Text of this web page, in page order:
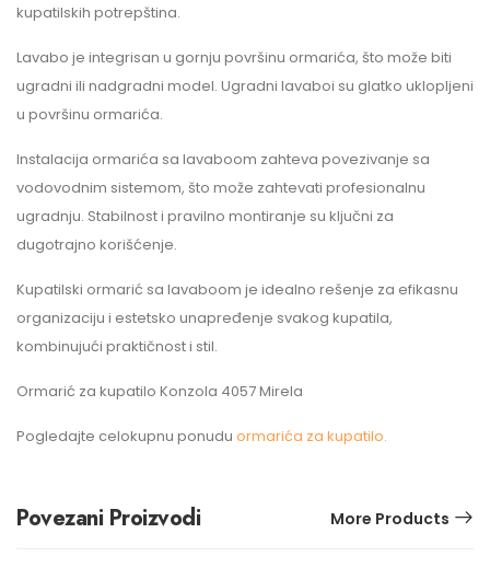
kupatilskih potrepština.
Lavabo je integrisan u gornju površinu ormarića, što može biti
ugradni ili nadgradni model. Ugradni lavaboi su glatko uklopljeni
u površinu ormarića.
Instalacija ormarića sa lavaboom zahteva povezivanje sa
vodovodnim sistemom, što može zahtevati profesionalnu
ugradnju. Stabilnost i pravilno montiranje su ključni za
dugotrajno korišćenje.
Kupatilski ormarić sa lavaboom je idealno rešenje za efikasnu
organizaciju i estetsko unapređenje svakog kupatila,
kombinujući praktičnost i stil.
Ormarić za kupatilo Konzola 4057 Mirela
Pogledajte celokupnu ponudu ormarića za kupatilo.
Povezani Proizvodi More Products